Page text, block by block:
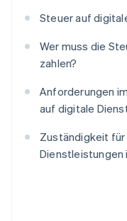
Steuer auf
Wer muss die
zahlen?
Anforderungen
auf digitale
Zuständigkeit
Dienstleistungen